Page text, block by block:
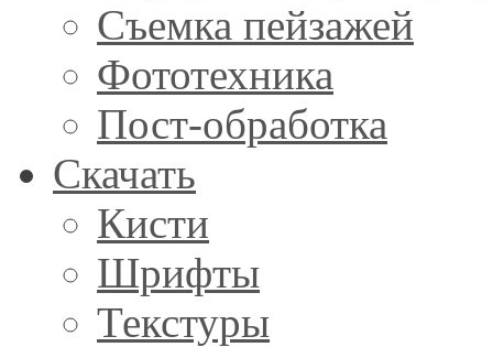
Съемка пейзажей
Фототехника
Пост-обработка
Скачать
Кисти
Шрифты
Текстуры